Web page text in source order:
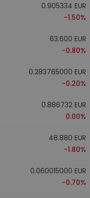
0.905334 EUR
-1.50%
63.600 EUR
-0.80%
0.283765000 EUR
-0.20%
0.886732 EUR
0.00%
48.880 EUR
-1.80%
0.060015000 EUR
-0.70%